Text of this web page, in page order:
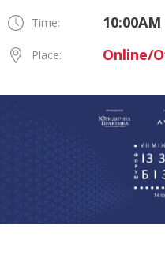
Time:
Place: Online/